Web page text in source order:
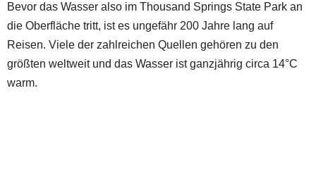
Bevor das Wasser also im Thousand Springs State Park an
die Oberfläche tritt, ist es ungefähr 200 Jahre lang auf
Reisen. Viele der zahlreichen Quellen gehören zu den
größten weltweit und das Wasser ist ganzjährig circa 14°C
warm.